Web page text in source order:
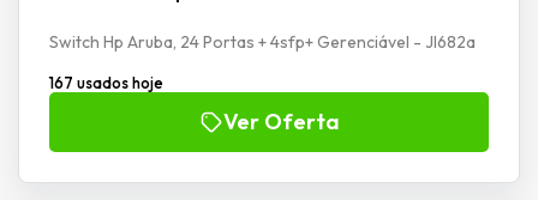
Switch Hp Aruba, 24 Portas + 4sfp+ Gerenciável - Jl682a
167 usados hoje
Ver Oferta